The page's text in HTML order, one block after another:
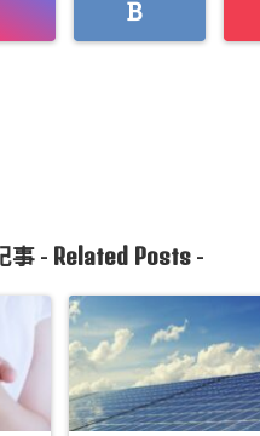
事 - Related Posts-